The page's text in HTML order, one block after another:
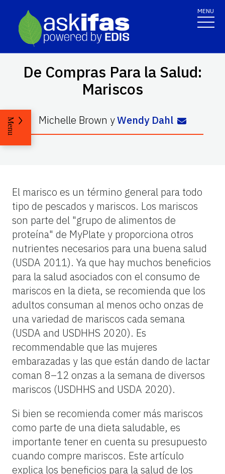
MENU
De Compras Para la Salud:
Mariscos
Michelle Brown yWendy Dahl
Menu
El marisco es un término general para todo
tipo de pescados y mariscos. Los mariscos
son parte del "grupo de alimentos de
proteína" de MyPlate y proporciona otros
nutrientes necesarios para una buena salud
(USDA 2011). Ya que hay muchos beneficios
para la salud asociados con el consumo de
mariscos en la dieta, se recomienda que los
adultos consuman al menos ocho onzas de
una variedad de mariscos cada semana
(USDA and USDHHS 2020). Es
recommendable que las mujeres
embarazadas y las que están dando de lactar
coman 8–12 onzas a la semana de diversos
mariscos (USDHHS and USDA 2020).
Si bien se recomienda comer más mariscos
como parte de una dieta saludable, es
importante tener en cuenta su presupuesto
cuando compre mariscos. Este artículo
explica los beneficios para la salud de los